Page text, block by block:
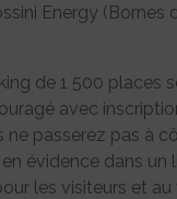
Energy (Bornes
de 1 500 places
avec
ne passerez pas à
évidence dans un
les visiteurs et